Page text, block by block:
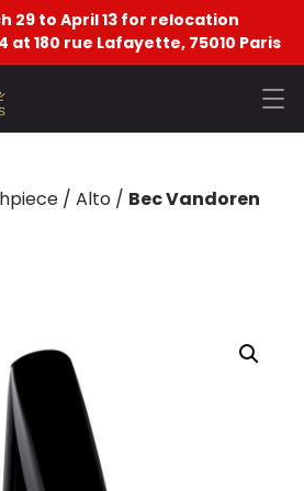
29 to April 13 for relocation
at 180 rue Lafayette, 75010 Paris
/ Alto / Bec Vandoren